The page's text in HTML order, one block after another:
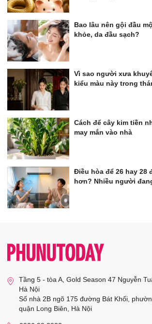
Bao lâu nên gội đầu
khỏe, da đầu sạch?
Vì sao người xưa
kiểu màu này trong
Cách để cây kim tiền
may mắn vào nhà
Điều hòa để 26 hay 28
hơn? Nhiều người
Tầng 5 - tòa A, Gold Season 47 Nguyễn
Hà Nội
Số nhà 2B ngõ 175 đường Bát Khối,
quận Long Biên, Hà Nội